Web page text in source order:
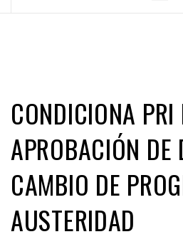
CONDICIONA PRI
APROBACIÓN DE
CAMBIO DE
AUSTERIDAD